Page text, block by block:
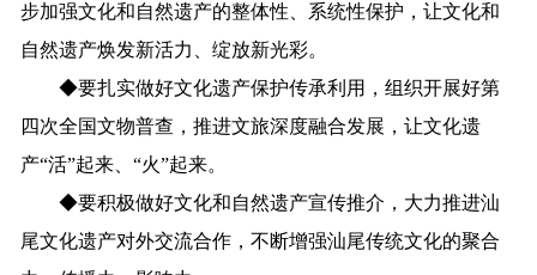
步加强文化和自然遗产的整体性、系统性保护，让文化和
自然遗产焕发新活力、绽放新光彩。
◆要扎实做好文化遗产保护传承利用，组织开展好第
四次全国文物普查，推进文旅深度融合发展，让文化遗
产“活”起来、“火”起来。
◆要积极做好文化和自然遗产宣传推介，大力推进汕
尾文化遗产对外交流合作，不断增强汕尾传统文化的聚合